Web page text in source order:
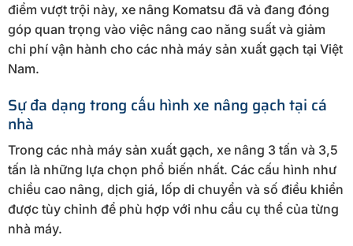
điểm vượt trội này, xe nâng Komatsu đã và đang đóng
góp quan trọng vào việc nâng cao năng suất và giảm
chi phí vận hành cho các nhà máy sản xuất gạch tại Việt
Nam.
Sự đa dạng trong cấu hình xe nâng gạch tại cá
nhà
Trong các nhà máy sản xuất gạch, xe nâng 3 tấn và 3,5
tấn là những lựa chọn phổ biến nhất. Các cấu hình như
chiều cao nâng, dịch giá, lốp di chuyển và số điều khiển
được tùy chỉnh để phù hợp với nhu cầu cụ thể của từng
nhà máy.